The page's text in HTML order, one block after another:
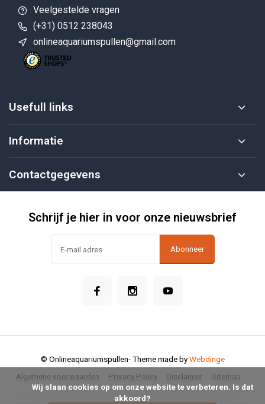
Veelgestelde vragen
(+31) 0512 238043
onlineaquariumspullen@gmail.com
Usefull links
Informatie
Contactgegevens
Schrijf je hier in voor onze nieuwsbrief
Abonneer
Algemene voorwaarden Privacy Policy Disclaimer Sitemap
© Onlineaquariumspullen- Theme made byWebdinge
akkoord?